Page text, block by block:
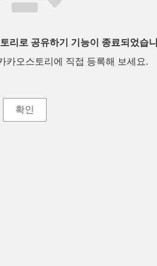
리로 공유하기 기능이 종료되었습
카오스토리에 직접 등록해 보세요.
확인